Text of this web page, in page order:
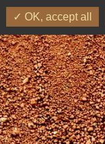
✓ OK, accept all